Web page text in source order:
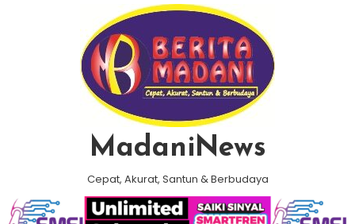
MadaniNews
Cepat, Akurat, Santun & Berbudaya